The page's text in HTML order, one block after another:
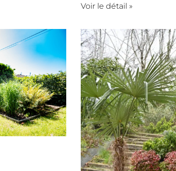
Voir le détail »